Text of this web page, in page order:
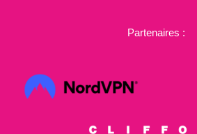
Partenaires :